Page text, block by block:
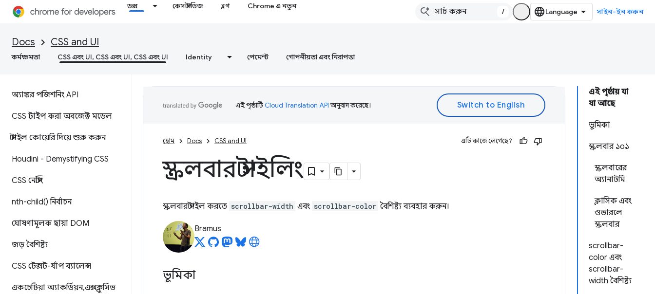
ডক্স কেস স্টাডিজ ব্লগ Chrome এ নতুন
/ সাইন-ইন করুন
Docs CSS and UI
কর্মক্ষমতা CSS এবং UI, CSS এবং UI, CSS এবং UI Identity পেমেন্ট গোপনীয়তা এবং নিরাপত্তা
অ্যাঙ্কর পজিশনিং API
CSS টাইপ করা অবজেক্ট মডেল
স্টাইল কোয়েরি দিয়ে শুরু করুন
Houdini - Demystifying CSS
CSS নেস্টিং
nth-child() নির্বাচন
ঘোষণামূলক ছায়া DOM
জড় বৈশিষ্ট্য
CSS টেক্সট-র্যাপ ব্যালেন্স
একচেটিয়া অ্যাকর্ডিয়ন,এক্সক্লুসিভ
এই পৃষ্ঠায় যা
যা আছে
ভূমিকা
স্ক্রলবার ১০১
স্ক্রলবারের
অ্যানাটমি
ক্লাসিক এবং
ওভারলে
স্ক্রলবার
scrollbar-
color এবং
scrollbar-
width বৈশিষ্ট্য
এই পৃষ্ঠাটিCloud Translation APIঅনুবাদ করেছে।
হোম Docs CSS and UI এটি কাজে লেগেছে?
স্ক্রলবার স্টাইলিং
স্ক্রলবার স্টাইল করতে scrollbar-width এবং scrollbar-color বৈশিষ্ট্য ব্যবহার করুন।
Bramus
ভূমিকা